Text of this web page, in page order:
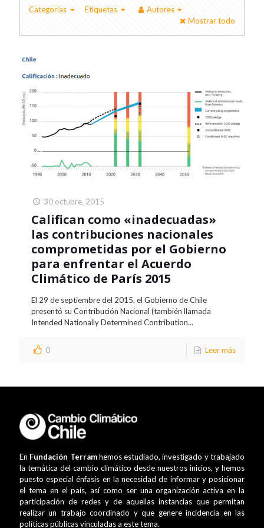
Categorías Etiquetas
Autores
Mostrar todo
30 octubre, 2015
Califican como «inadecuadas»
las contribuciones nacionales
comprometidas por el Gobierno
para enfrentar el Acuerdo
Climático de París 2015
El 29 de septiembre del 2015, el Gobierno de Chile
presentó su Contribución Nacional (también llamada
Intended Nationally Determined Contribution...
0 Leer más
En Fundación Terramhemos estudiado, investigado y trabajado
la temática del cambio climático desde nuestros inicios, y hemos
puesto especial énfasis en la necesidad de informar y posicionar
el tema en el país, así como ser una organización activa en la
participación de redes y de aquellas instancias que permitan
realizar un trabajo coordinado y que genere incidencia en las
políticas públicas vinculadas a este tema.